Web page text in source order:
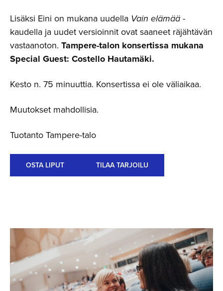
Lisäksi Eini on mukana uudella Vain elämää-
kaudella ja uudet versioinnit ovat saaneet räjähtävän
vastaanoton. Tampere-talon konsertissa mukana
Special Guest: Costello Hautamäki.
Kesto n. 75 minuuttia. Konsertissa ei ole väliaikaa.
Muutokset mahdollisia.
Tuotanto Tampere-talo
OSTA LIPUT TILAA TARJOILU